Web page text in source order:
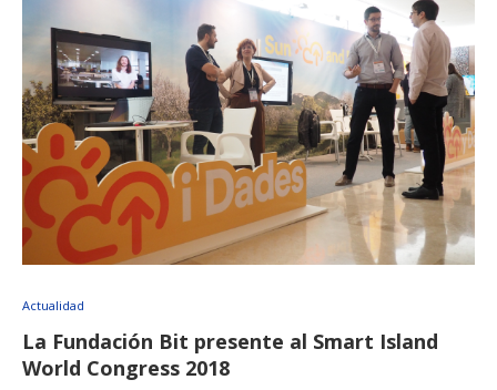
Actualidad
La Fundación Bit presente al Smart Island
World Congress 2018